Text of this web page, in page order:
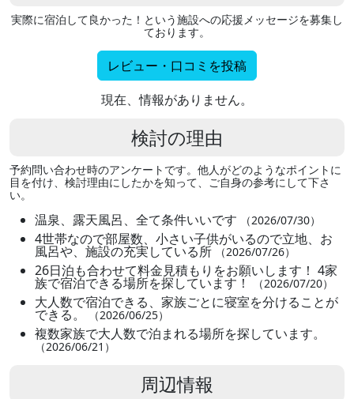
実際に宿泊して良かった！という施設への応援メッセージを募集し
ております。
レビュー・口コミを投稿
現在、情報がありません。
検討の理由
予約問い合わせ時のアンケートです。他人がどのようなポイントに
目を付け、検討理由にしたかを知って、ご自身の参考にして下さ
い。
温泉、露天風呂、全て条件いいです （2026/07/30）
4世帯なので部屋数、小さい子供がいるので立地、お
風呂や、施設の充実している所 （2026/07/26）
26日泊も合わせて料金見積もりをお願いします！ 4家
族で宿泊できる場所を探しています！ （2026/07/20）
大人数で宿泊できる、家族ごとに寝室を分けることが
できる。 （2026/06/25）
複数家族で大人数で泊まれる場所を探しています。
（2026/06/21）
周辺情報